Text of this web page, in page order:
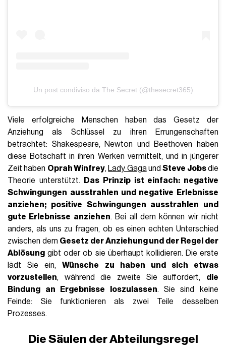
Un post condiviso da The Secret (@thesecret365)
Viele erfolgreiche Menschen haben das Gesetz der
Anziehung als Schlüssel zu ihren Errungenschaften
betrachtet: Shakespeare, Newton und Beethoven haben
diese Botschaft in ihren Werken vermittelt, und in jüngerer
Zeit haben Oprah Winfrey, Lady GagaundSteve Jobsdie
Theorie unterstützt.
Das Prinzip ist einfach: negative
Schwingungen ausstrahlen und negative Erlebnisse
anziehen; positive Schwingungen ausstrahlen und
gute Erlebnisse anziehen. Bei all dem können wir nicht
anders, als uns zu fragen, ob es einen echten Unterschied
zwischen dem Gesetz der Anziehung und der Regel der
Ablösung gibt oder ob sie überhaupt kollidieren. Die erste
lädt Sie ein,Wünsche zu haben und sich etwas
vorzustellen, während die zweite Sie auffordert, die
Bindung an Ergebnisse loszulassen. Sie sind keine
Feinde: Sie funktionieren als zwei Teile desselben
Prozesses.
Die Säulen der Abteilungsregel